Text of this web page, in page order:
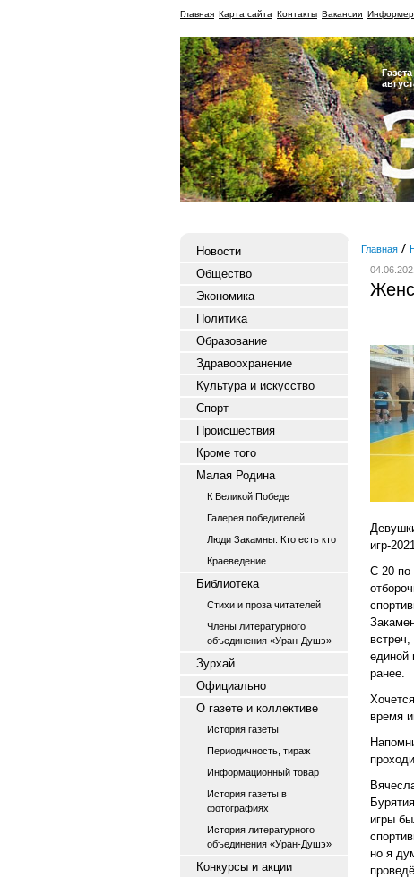
Главная Карта сайта Контакты Вакансии Информер
Новости
Общество
Экономика
Политика
Образование
Здравоохранение
Культура и искусство
Спорт
Происшествия
Кроме того
Малая Родина
К Великой Победе
Галерея победителей
Люди Закамны. Кто есть кто
Краеведение
Библиотека
Стихи и проза читателей
Члены литературного
объединения «Уран-Душэ»
Зурхай
Официально
О газете и коллективе
История газеты
Периодичность, тираж
Информационный товар
История газеты в
фотографиях
История литературного
объединения «Уран-Душэ»
Конкурсы и акции
Главная
игр-
С 20 по
единой
ранее.
время
игры
но я